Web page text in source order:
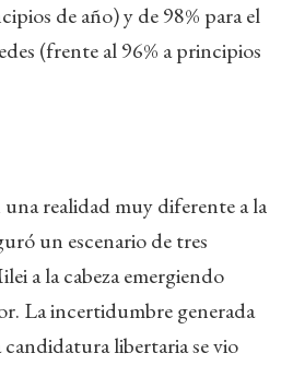
de año) y de 98% para el
(frente al 96% a principios
realidad muy diferente a la
un escenario de tres
a la cabeza emergiendo
La incertidumbre generada
libertaria se vio